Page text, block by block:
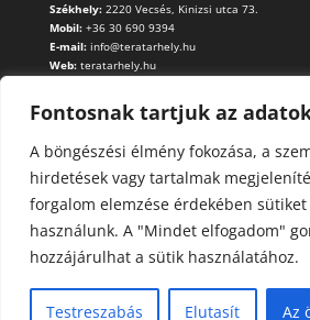
Fontosnak tartjuk az
A böngészési élmény fokozása, a
hirdetések vagy tartalmak
forgalom elemzése érdekében sütiket
használunk. A "Mindet elfogadom"
hozzájárulhat a sütik használatához.
Testreszabás Elutasít Az
Székhely: 2220 Vecsés, Kinizsi utca 73.
Mobil: +36 30 690 9394
E-mail: info@teratarhely.hu
Web: teratarhely.hu
Kapcsolat Foglalás
Cookie
Adatvédelmi szabályzat